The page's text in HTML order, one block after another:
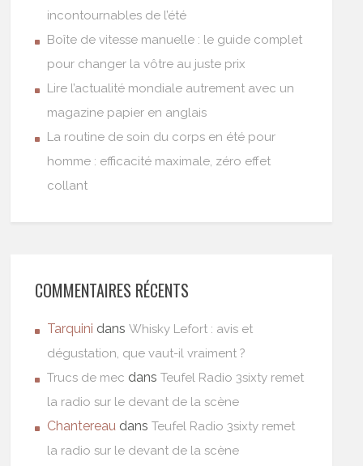
incontournables de l’été
Boîte de vitesse manuelle : le guide complet
pour changer la vôtre au juste prix
Lire l’actualité mondiale autrement avec un
magazine papier en anglais
La routine de soin du corps en été pour
homme : efficacité maximale, zéro effet
collant
COMMENTAIRES RÉCENTS
Tarquini dansWhisky Lefort : avis et
dégustation, que vaut-il vraiment ?
Trucs de mec dansTeufel Radio 3sixty remet
la radio sur le devant de la scène
Chantereau dansTeufel Radio 3sixty remet
la radio sur le devant de la scène